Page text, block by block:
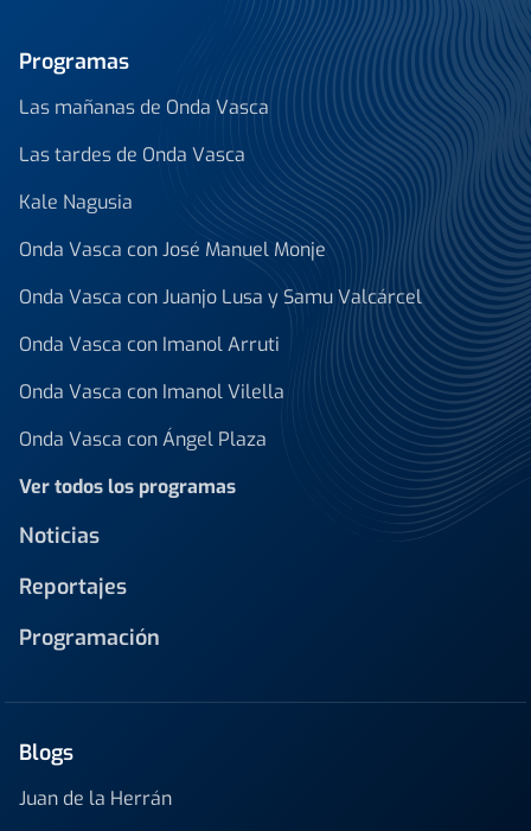
Programas
Las mañanas de Onda Vasca
Las tardes de Onda Vasca
Kale Nagusia
Onda Vasca con José Manuel Monje
Onda Vasca con Juanjo Lusa y Samu Valcárcel
Onda Vasca con Imanol Arruti
Onda Vasca con Imanol Vilella
Onda Vasca con Ángel Plaza
Ver todos los programas
Noticias
Reportajes
Programación
Blogs
Juan de la Herrán